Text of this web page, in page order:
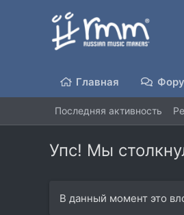
Главная
Последняя активность
Упс! Мы
В данный момент это